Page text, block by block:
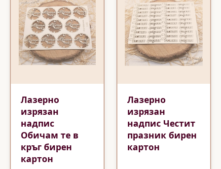
Лазерно
изрязан
надпис
Обичам те в
кръг бирен
картон
Лазерно
изрязан
надпис Честит
празник бирен
картон